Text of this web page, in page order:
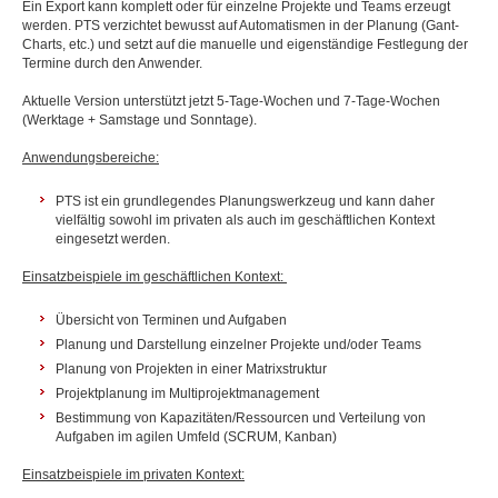
Ein Export kann komplett oder für einzelne Projekte und Teams erzeugt
werden. PTS verzichtet bewusst auf Automatismen in der Planung (Gant-
Charts, etc.) und setzt auf die manuelle und eigenständige Festlegung der
Termine durch den Anwender.
Aktuelle Version unterstützt jetzt 5-Tage-Wochen und 7-Tage-Wochen
(Werktage + Samstage und Sonntage).
Anwendungsbereiche:
PTS ist ein grundlegendes Planungswerkzeug und kann daher
vielfältig sowohl im privaten als auch im geschäftlichen Kontext
eingesetzt werden.
Einsatzbeispiele im geschäftlichen Kontext:
Übersicht von Terminen und Aufgaben
Planung und Darstellung einzelner Projekte und/oder Teams
Planung von Projekten in einer Matrixstruktur
Projektplanung im Multiprojektmanagement
Bestimmung von Kapazitäten/Ressourcen und Verteilung von
Aufgaben im agilen Umfeld (SCRUM, Kanban)
Einsatzbeispiele im privaten Kontext: